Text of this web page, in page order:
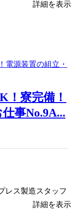
詳細を表示
！寮完備！
事No.9A...
レス製造スタッフ
詳細を表示